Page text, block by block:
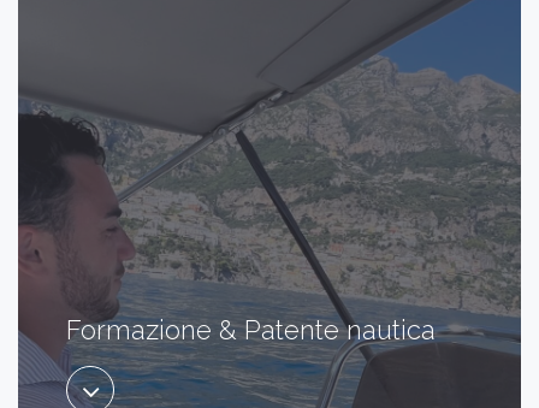
Formazione & Patente nautica